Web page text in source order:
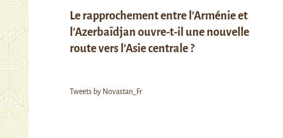
Le rapprochement entre l’Arménie et
l’Azerbaïdjan ouvre-t-il une nouvelle
route vers l’Asie centrale ?
Tweets by Novastan_Fr